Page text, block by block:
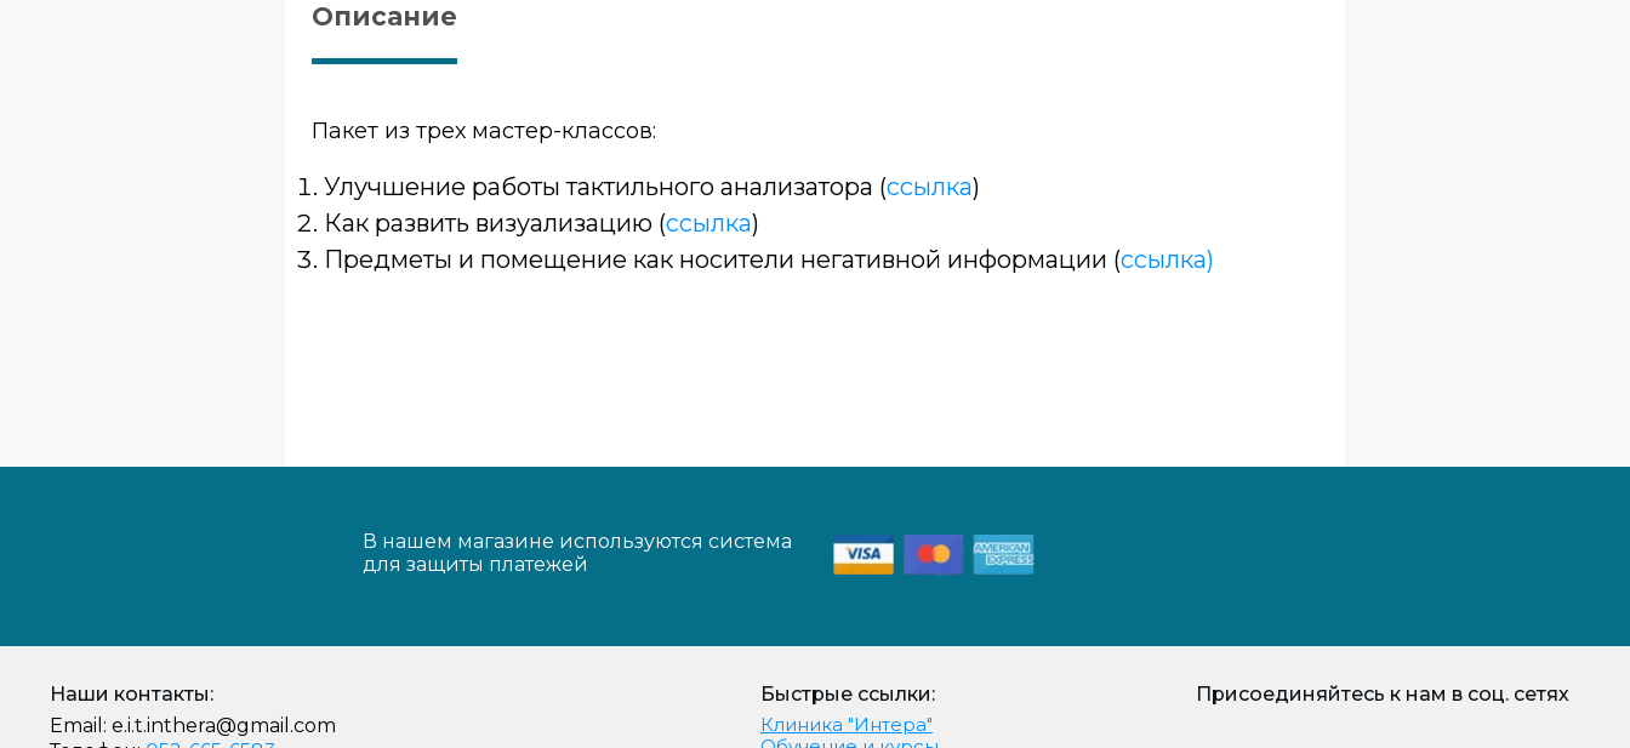
Описание
Пакет из трех мастер-классов:
Улучшение работы тактильного анализатора (ссылка)
Как развить визуализацию (ссылка)
Предметы и помещение как носители негативной информации (ссылка)
В нашем магазине используются система
для защиты платежей
Наши контакты:
Email: e.i.t.inthera@gmail.com
Быстрые ссылки:
Клиника "Интера"
Присоединяйтесь к нам в соц. сетях